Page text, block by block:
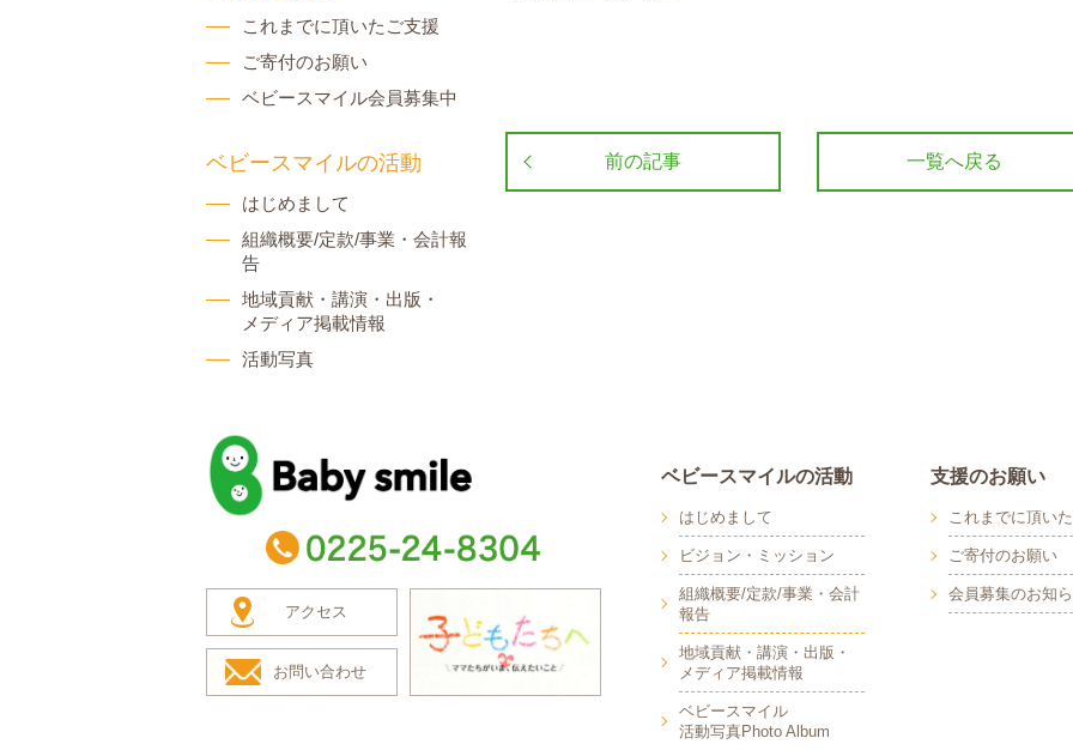
前の記事 一覧へ戻る
これまでに頂いたご支援
ご寄付のお願い
ベビースマイル会員募集中
ベビースマイルの活動
はじめまして
組織概要/定款/事業・会計報
告
地域貢献・講演・出版・
メディア掲載情報
活動写真
baby smile
アクセス
お問い合わせ
ベビースマイルの活動
はじめまして
ビジョン・ミッション
組織概要/定款/事業・会計
報告
地域貢献・講演・出版・
メディア掲載情報
ベビースマイル
活動写真Photo Album
支援のお願い
これまでに頂い
ご寄付のお願い
会員募集のお知